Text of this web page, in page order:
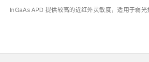
InGaAs APD 提供较高的近红外灵敏度，适用于弱光